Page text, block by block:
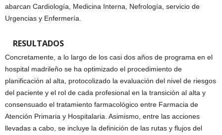
abarcan Cardiología, Medicina Interna, Nefrología, servicio de
Urgencias y Enfermería.
RESULTADOS
Concretamente, a lo largo de los casi dos años de programa en el
hospital madrileño se ha optimizado el procedimiento de
planificación al alta, protocolizado la evaluación del nivel de riesgos
del paciente y el rol de cada profesional en la transición al alta y
consensuado el tratamiento farmacológico entre Farmacia de
Atención Primaria y Hospitalaria. Asimismo, entre las acciones
llevadas a cabo, se incluye la definición de las rutas y flujos del